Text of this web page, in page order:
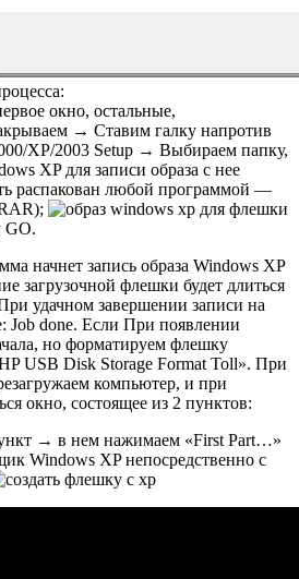
окно, остальные,
→ Ставим галку напротив
XP/2003 Setup → Выбираем папку,
XP для записи образа с нее
распакован любой программой —
GO.
начнет запись образа Windows XP
загрузочной флешки будет длиться
удачном завершении записи на
Job done. Если При появлении
но форматируем флешку
USB Disk Storage Format Toll». При
компьютер, и при
окно, состоящее из 2 пунктов:
→ в нем нажимаем «First Part…»
Windows XP непосредственно с